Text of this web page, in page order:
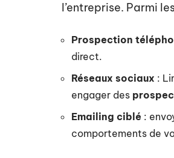
l’entreprise. Parmi
Prospection
direct.
Réseaux sociaux :
engager des
Emailing ciblé :
comportements de